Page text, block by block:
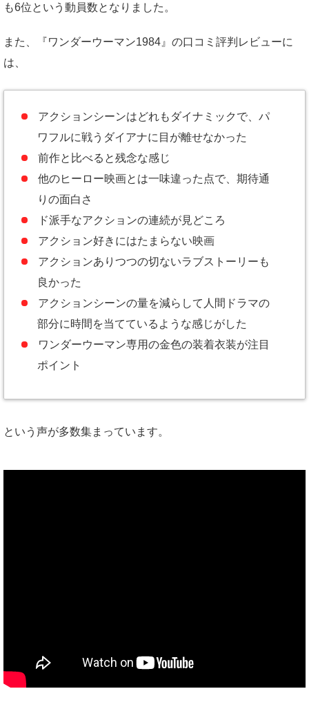
も6位という動員数となりました。
また、『ワンダーウーマン1984』の口コミ評判レビューに
は、
アクションシーンはどれもダイナミックで、パ
ワフルに戦うダイアナに目が離せなかった
前作と比べると残念な感じ
他のヒーロー映画とは一味違った点で、期待通
りの面白さ
ド派手なアクションの連続が見どころ
アクション好きにはたまらない映画
アクションありつつの切ないラブストーリーも
良かった
アクションシーンの量を減らして人間ドラマの
部分に時間を当てているような感じがした
ワンダーウーマン専用の金色の装着衣装が注目
ポイント
という声が多数集まっています。